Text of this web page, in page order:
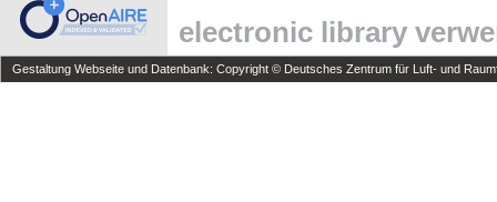
electronic library
Gestaltung Webseite und Datenbank: Copyright © Deutsches Zentrum für Luft- und